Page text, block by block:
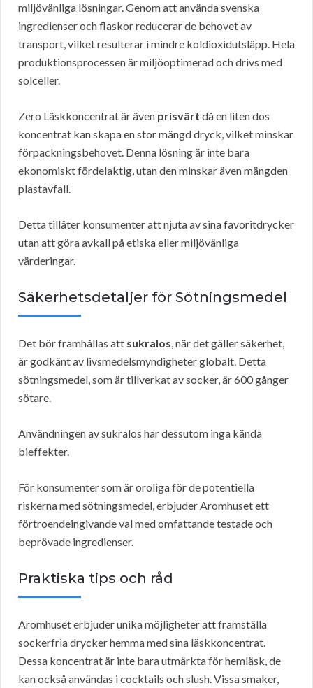
miljövänliga lösningar. Genom att använda svenska
ingredienser och flaskor reducerar de behovet av
transport, vilket resulterar i mindre koldioxidutsläpp. Hela
produktionsprocessen är miljöoptimerad och drivs med
solceller.
Zero Läskkoncentrat är även prisvärt då en liten dos
koncentrat kan skapa en stor mängd dryck, vilket minskar
förpackningsbehovet. Denna lösning är inte bara
ekonomiskt fördelaktig, utan den minskar även mängden
plastavfall.
Detta tillåter konsumenter att njuta av sina favoritdrycker
utan att göra avkall på etiska eller miljövänliga
värderingar.
Säkerhetsdetaljer för Sötningsmedel
Det bör framhållas att sukralos, när det gäller säkerhet,
är godkänt av livsmedelsmyndigheter globalt. Detta
sötningsmedel, som är tillverkat av socker, är 600 gånger
sötare.
Användningen av sukralos har dessutom inga kända
bieffekter.
För konsumenter som är oroliga för de potentiella
riskerna med sötningsmedel, erbjuder Aromhuset ett
förtroendeingivande val med omfattande testade och
beprövade ingredienser.
Praktiska tips och råd
Aromhuset erbjuder unika möjligheter att framställa
sockerfria drycker hemma med sina läskkoncentrat.
Dessa koncentrat är inte bara utmärkta för hemläsk, de
kan också användas i cocktails och slush. Vissa smaker,